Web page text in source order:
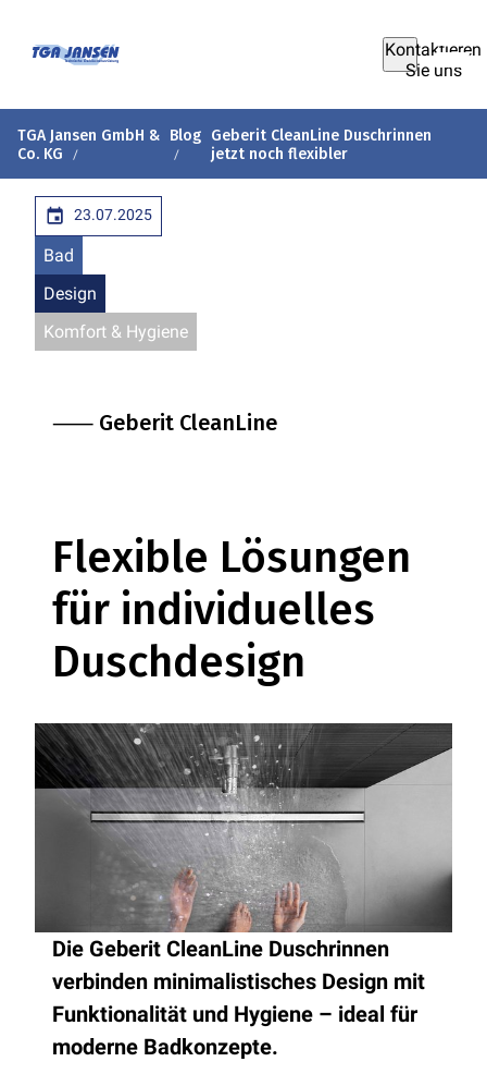
Kontaktieren
Sie uns
TGA Jansen GmbH &
Co. KG
Blog Geberit CleanLine Duschrinnen
jetzt noch flexibler
23.07.2025
Bad
Design
Komfort & Hygiene
⸺ Geberit CleanLine
Flexible Lösungen
für individuelles
Duschdesign
Die Geberit CleanLine Duschrinnen
verbinden minimalistisches Design mit
Funktionalität und Hygiene – ideal für
moderne Badkonzepte.